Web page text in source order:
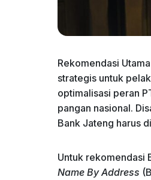
​Rekomendasi
strategis untuk
optimalisasi peran
pangan nasional.
Bank Jateng harus
Untuk rekomendasi
Name By Address